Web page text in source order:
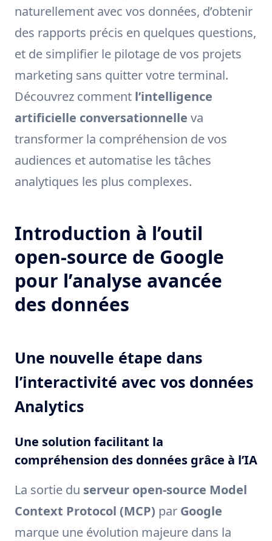
naturellement avec vos données, d’obtenir
des rapports précis en quelques questions,
et de simplifier le pilotage de vos projets
marketing sans quitter votre terminal.
Découvrez comment l’intelligence
artificielle conversationnelle va
transformer la compréhension de vos
audiences et automatise les tâches
analytiques les plus complexes.
Introduction à l’outil
open-source de Google
pour l’analyse avancée
des données
Une nouvelle étape dans
l’interactivité avec vos données
Analytics
Une solution facilitant la
compréhension des données grâce à l’IA
La sortie du serveur open-source Model
Context Protocol (MCP) par Google
marque une évolution majeure dans la